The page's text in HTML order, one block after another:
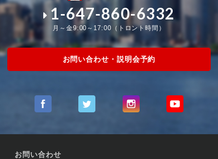
1-647-860-6332
月～金9:00～17:00（トロント時間）
お問い合わせ・説明会予約
お問い合わせ